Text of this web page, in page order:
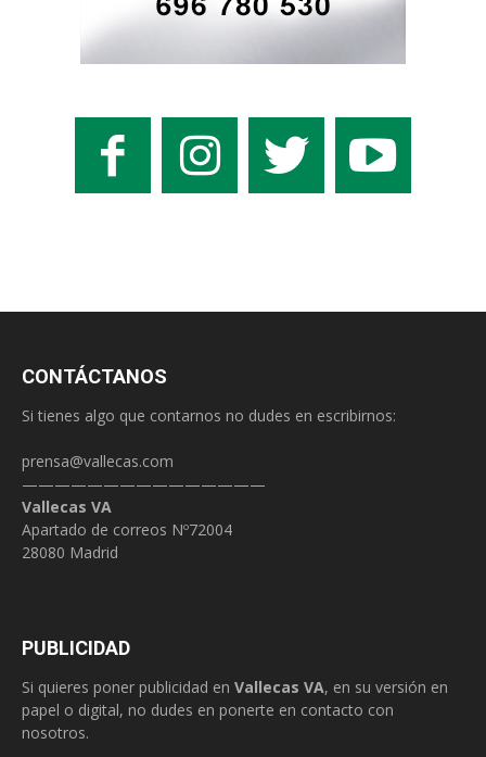
CONTÁCTANOS
Si tienes algo que contarnos no dudes en escribirnos:
prensa@vallecas.com
———————————————
Vallecas VA
Apartado de correos Nº72004
28080 Madrid
PUBLICIDAD
Si quieres poner publicidad en Vallecas VA, en su versión en
papel o digital, no dudes en ponerte en contacto con
nosotros.